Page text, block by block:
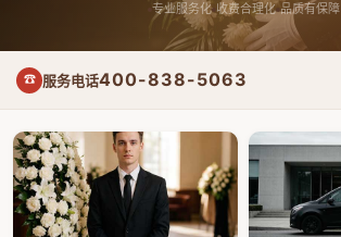
专业服务化 收费合理化 品质有保障
☎ 服务电话400-838-5063